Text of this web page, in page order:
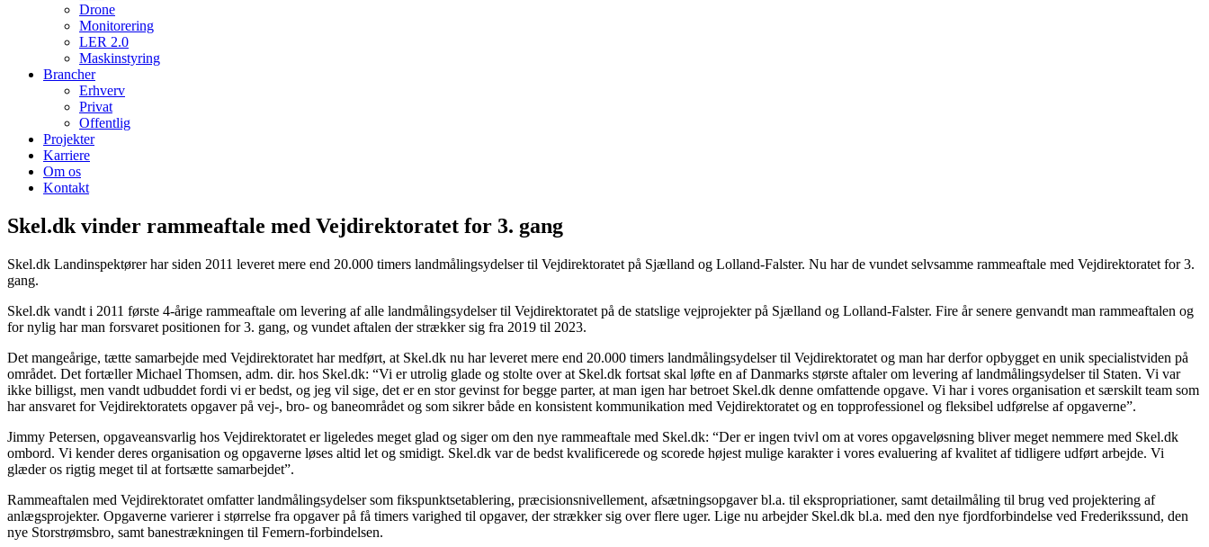
Drone
Monitorering
LER 2.0
Maskinstyring
Brancher
Erhverv
Privat
Offentlig
Projekter
Karriere
Om os
Kontakt
Skel.dk vinder rammeaftale med Vejdirektoratet for 3. gang
Skel.dk Landinspektører har siden 2011 leveret mere end 20.000 timers landmålingsydelser til Vejdirektoratet på Sjælland og Lolland-Falster. Nu har de vundet selvsamme rammeaftale med Vejdirektoratet for 3.
gang.
Skel.dk vandt i 2011 første 4-årige rammeaftale om levering af alle landmålingsydelser til Vejdirektoratet på de statslige vejprojekter på Sjælland og Lolland-Falster. Fire år senere genvandt man rammeaftalen og
for nylig har man forsvaret positionen for 3. gang, og vundet aftalen der strækker sig fra 2019 til 2023.
Det mangeårige, tætte samarbejde med Vejdirektoratet har medført, at Skel.dk nu har leveret mere end 20.000 timers landmålingsydelser til Vejdirektoratet og man har derfor opbygget en unik specialistviden på
området. Det fortæller Michael Thomsen, adm. dir. hos Skel.dk: “Vi er utrolig glade og stolte over at Skel.dk fortsat skal løfte en af Danmarks største aftaler om levering af landmålingsydelser til Staten. Vi var
ikke billigst, men vandt udbuddet fordi vi er bedst, og jeg vil sige, det er en stor gevinst for begge parter, at man igen har betroet Skel.dk denne omfattende opgave. Vi har i vores organisation et særskilt team som
har ansvaret for Vejdirektoratets opgaver på vej-, bro- og baneområdet og som sikrer både en konsistent kommunikation med Vejdirektoratet og en topprofessionel og fleksibel udførelse af opgaverne”.
Jimmy Petersen, opgaveansvarlig hos Vejdirektoratet er ligeledes meget glad og siger om den nye rammeaftale med Skel.dk: “Der er ingen tvivl om at vores opgaveløsning bliver meget nemmere med Skel.dk
ombord. Vi kender deres organisation og opgaverne løses altid let og smidigt. Skel.dk var de bedst kvalificerede og scorede højest mulige karakter i vores evaluering af kvalitet af tidligere udført arbejde. Vi
glæder os rigtig meget til at fortsætte samarbejdet”.
Rammeaftalen med Vejdirektoratet omfatter landmålingsydelser som fikspunktsetablering, præcisionsnivellement, afsætningsopgaver bl.a. til ekspropriationer, samt detailmåling til brug ved projektering af
anlægsprojekter. Opgaverne varierer i størrelse fra opgaver på få timers varighed til opgaver, der strækker sig over flere uger. Lige nu arbejder Skel.dk bl.a. med den nye fjordforbindelse ved Frederikssund, den
nye Storstrømsbro, samt banestrækningen til Femern-forbindelsen.